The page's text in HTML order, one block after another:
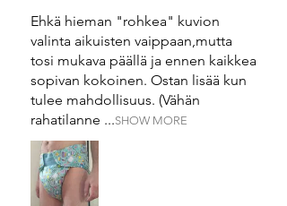
Ehkä hieman "rohkea" kuvion
valinta aikuisten vaippaan,mutta
tosi mukava päällä ja ennen kaikkea
sopivan kokoinen. Ostan lisää kun
tulee mahdollisuus. (Vähän
rahatilanne ...SHOW MORE